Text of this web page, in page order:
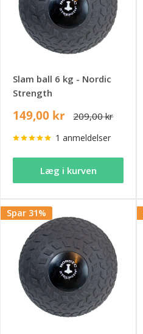
Slam ball 6 kg - Nordic
Strength
149,00 kr 209,00 kr
1 anmeldelser
Læg i kurven
Spar 31%